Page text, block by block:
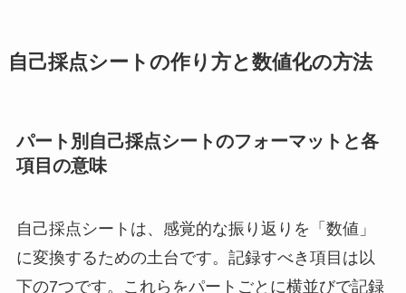
自己採点シートの作り方と数値化の方法
パート別自己採点シートのフォーマットと各
項目の意味
自己採点シートは、感覚的な振り返りを「数値」
に変換するための土台です。記録すべき項目は以
下の7つです。これらをパートごとに横並びで記録